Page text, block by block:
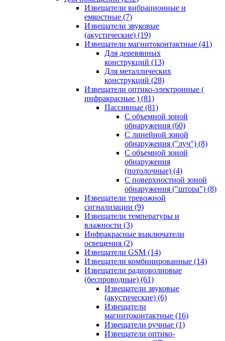
Извещатели вибрационные и
емкостные (7)
Извещатели звуковые
(акустические) (19)
Извещатели магнитоконтактные (41)
Для деревянных
конструкций (13)
Для металлических
конструкций (28)
Извещатели оптико-электронные (
инфракрасные ) (81)
Пассивные (81)
С объемной зоной
обнаружения (60)
С линейной зоной
обнаружения ("луч") (8)
С объемной зоной
обнаружения
(потолочные) (4)
С поверхностной зоной
обнаружения ("штора") (8)
Извещатели тревожной
сигнализации (9)
Извещатели температуры и
влажности (3)
Инфракрасные выключатели
освещения (2)
Извещатели GSM (14)
Извещатели комбинированные (14)
Извещатели радиоволновые
(беспроводные) (61)
Извещатели звуковые
(акустические) (6)
Извещатели
магнитоконтактные (16)
Извещатели ручные (1)
Извещатели оптико-